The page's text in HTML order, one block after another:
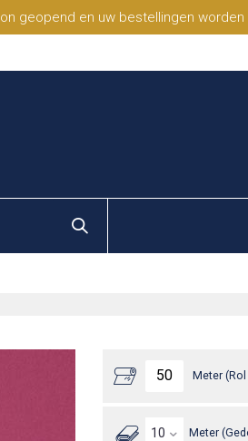
geopend en uw bestellingen
Meter
Meter